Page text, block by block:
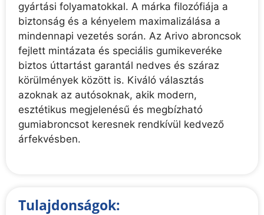
gyártási folyamatokkal. A márka filozófiája a
biztonság és a kényelem maximalizálása a
mindennapi vezetés során. Az Arivo abroncsok
fejlett mintázata és speciális gumikeveréke
biztos úttartást garantál nedves és száraz
körülmények között is. Kiváló választás
azoknak az autósoknak, akik modern,
esztétikus megjelenésű és megbízható
gumiabroncsot keresnek rendkívül kedvező
árfekvésben.
Tulajdonságok: